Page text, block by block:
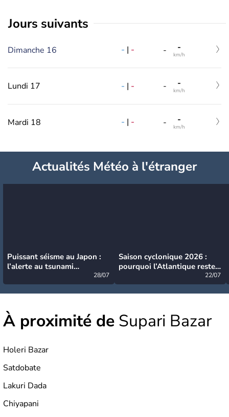
jours suivants
Dimanche 16 - | - - -
km/h
Lundi 17 - | - - -
km/h
Mardi 18 - | - - -
km/h
Actualités Météo à l'étranger
Puissant séisme au Japon :
l’alerte au tsunami
28/07
Saison cyclonique 2026 :
pourquoi l’Atlantique reste
22/07
À proximité de Supari Bazar
Holeri Bazar
Satdobate
Lakuri Dada
Chiyapani